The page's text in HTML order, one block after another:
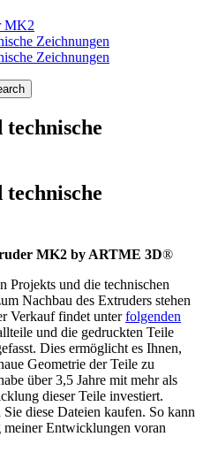
MK2
Zeichnungen
Zeichnungen
MK2 by ARTME 3D®
Projekts und die technischen
Nachbau des Extruders stehen
Verkauf findet unterfolgenden
und die gedruckten Teile
Dies ermöglicht es Ihnen,
Geometrie der Teile zu
über 3,5 Jahre mit mehr als
dieser Teile investiert.
diese Dateien kaufen. So kann
Entwicklungen voran